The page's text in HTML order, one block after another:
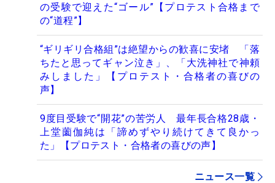
の受験で迎えた“ゴール”【プロテスト合格まで
の“道程”】
“ギリギリ合格組”は絶望からの歓喜に安堵 「落
ちたと思ってギャン泣き」、「大洗神社で神頼
みしました」【プロテスト・合格者の喜びの
声】
9度目受験で“開花”の苦労人 最年長合格28歳・
上堂薗伽純は「諦めずやり続けてきて良かっ
た」【プロテスト・合格者の喜びの声】
ニュース一覧